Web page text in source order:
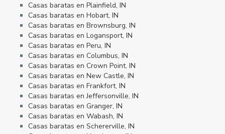
Casas baratas en Plainfield, IN
Casas baratas en Hobart, IN
Casas baratas en Brownsburg, IN
Casas baratas en Logansport, IN
Casas baratas en Peru, IN
Casas baratas en Columbus, IN
Casas baratas en Crown Point, IN
Casas baratas en New Castle, IN
Casas baratas en Frankfort, IN
Casas baratas en Jeffersonville, IN
Casas baratas en Granger, IN
Casas baratas en Wabash, IN
Casas baratas en Schererville, IN